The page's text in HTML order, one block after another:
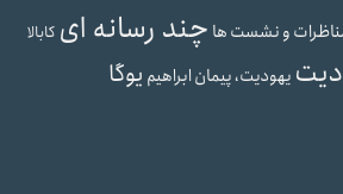
و نشست ها چند رسانه ای کابالا
یهودیت، پیمان ابراهیم یوگا